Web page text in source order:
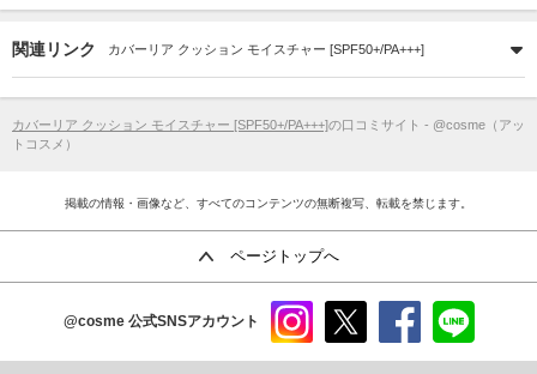
関連リンク カバーリア クッション モイスチャー [SPF50+/PA+++]
カバーリア クッション モイスチャー [SPF50+/PA+++]の口コミサイト - @cosme（アッ
トコスメ）
掲載の情報・画像など、すべてのコンテンツの無断複写、転載を禁じます。
ページトップへ
@cosme 公式SNSアカウント